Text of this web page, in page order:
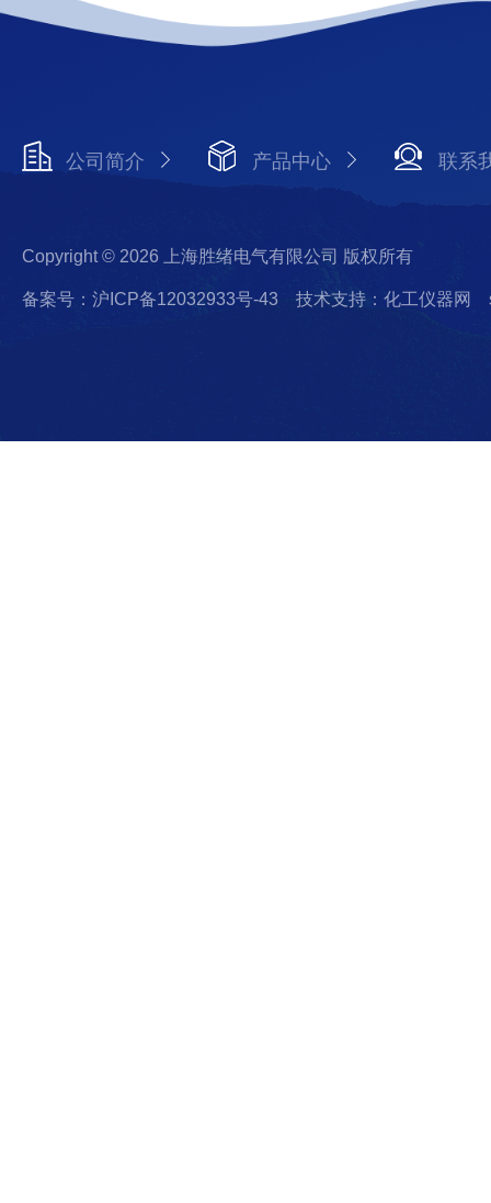
公司简介 产品中心 联系
Copyright © 2026 上海胜绪电气有限公司 版权所有
备案号：沪ICP备12032933号-43 技术支持：化工仪器网